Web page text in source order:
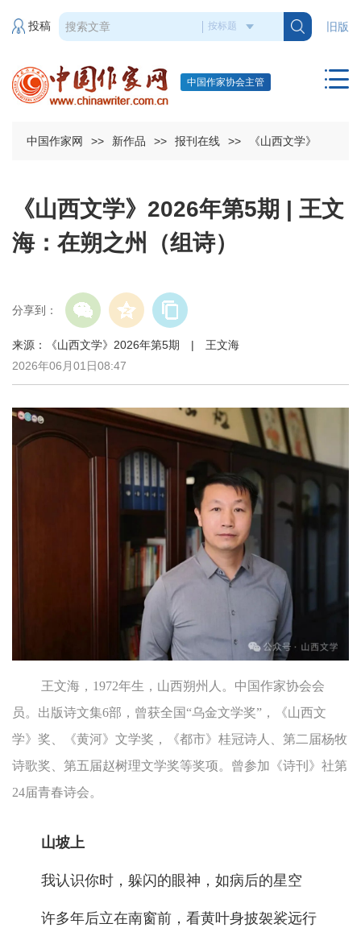
旧版
投稿
中国作家协会主管
中国作家网 >> 新作品 >> 报刊在线 >> 《山西文学》
《山西文学》2026年第5期 | 王文
海：在朔之州（组诗）
分享到：
来源：《山西文学》2026年第5期 | 王文海
2026年06月01日08:47
王文海，1972年生，山西朔州人。中国作家协会会
员。出版诗文集6部，曾获全国“乌金文学奖”，《山西文
学》奖、《黄河》文学奖，《都市》桂冠诗人、第二届杨牧
诗歌奖、第五届赵树理文学奖等奖项。曾参加《诗刊》社第
24届青春诗会。
山坡上
我认识你时，躲闪的眼神，如病后的星空
许多年后立在南窗前，看黄叶身披袈裟远行